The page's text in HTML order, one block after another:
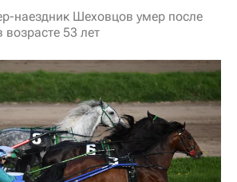
наездник Шеховцов умер после
53 лет